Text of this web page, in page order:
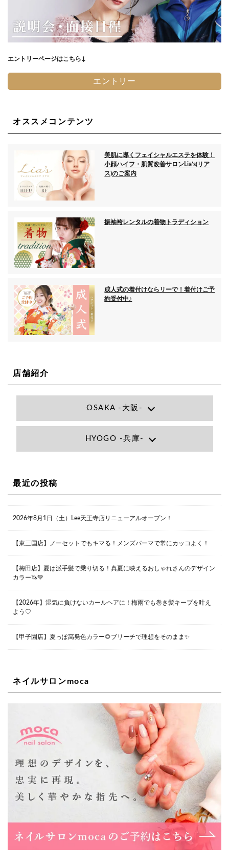
エントリーページはこちら↓
エントリー
オススメコンテンツ
美肌に導くフェイシャルエステを体験！
小顔ハイフ・肌質改善サロンLia’s(リア
ス)のご案内
振袖袴レンタルの着物トラディション
成人式の着付けならリーで！着付けご予
約受付中♪
店舗紹介
OSAKA -大阪-
Lee大阪店
大阪府大阪市北区小松原町1-27梅田エビスビル7F
Lee京橋店
大阪府大阪市都島区東野田町２丁目９－２３ 晃進ビル2F
06-6563-9091
Lee四ツ橋店
ｓａｎｔビルＢ１Ｆ
06-6537-9791
Lee上新庄Vita店
大阪市東淀川区瑞光1-4-1 カサデルドイ 2F
06-6195-3667
Lee東三国店
大阪市淀川区東三国4-8-11 大拓ハイツ6
HYOGO -兵庫-
兵庫県西宮市甲子園九番町1-2 フラットライフワーク1F
最近の投稿
2026年8月1日（土）Lee天王寺店リニューアルオープン！
【東三国店】ノーセットでもキマる！メンズパーマで常にカッコよく！
【梅田店】夏は派手髪で乗り切る！真夏に映えるおしゃれさんのデザイン
カラー🦄💚
【2026年】湿気に負けないカールヘアに！梅雨でも巻き髪キープを叶え
よう♡
【甲子園店】夏っぽ高発色カラー🌻ブリーチで理想をそのまま✨
ネイルサロンmoca